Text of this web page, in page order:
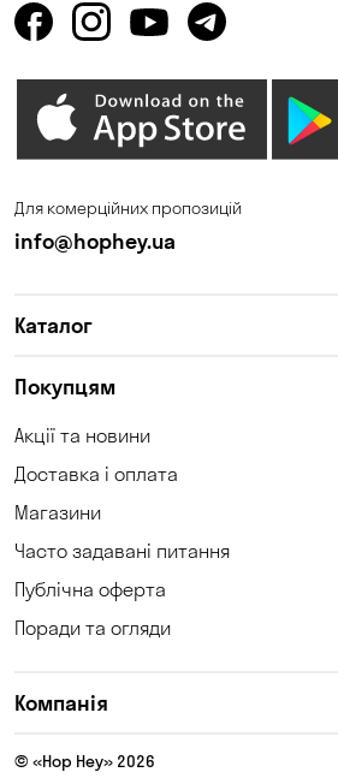
Для комерційних пропозицій
info@hophey.ua
Каталог
Покупцям
Акції та новини
Доставка і оплата
Магазини
Часто задавані питання
Публічна оферта
Поради та огляди
Компанія
© «Hop Hey» 2026